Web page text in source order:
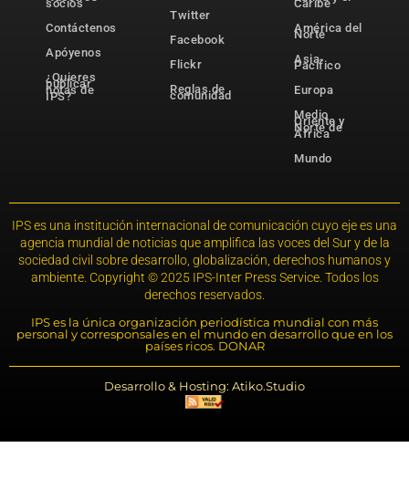
socios
Contáctenos
Apóyenos
¿Quieres
publicar
notas de
IPS?
Twitter
Facebook
Flickr
Reglas de
comunidad
Caribe
América del
Norte
Asia-
Pacífico
Europa
Medio
Oriente y
Norte de
África
Mundo
IPS es una institución internacional de comunicación cuyo eje es una
agencia mundial de noticias que amplifica las voces del Sur y de la
sociedad civil sobre desarrollo, globalización, derechos humanos y
ambiente. Copyright © 2025 IPS-Inter Press Service. Todos los
derechos reservados.
IPS es la única organización periodística mundial con más
personal y corresponsales en el mundo en desarrollo que en los
países ricos. DONAR
Desarrollo & Hosting: Atiko.Studio